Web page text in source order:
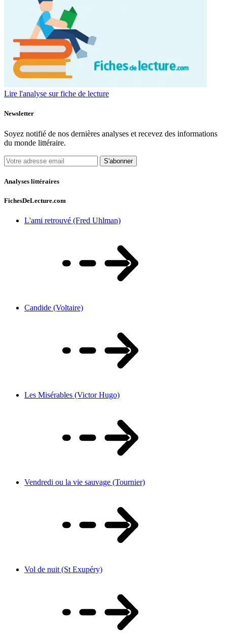
Lire l'analyse sur fiche de lecture
Newsletter
Soyez notifié de nos dernières analyses et recevez des informations
du monde littéraire.
S'abonner
Analyses littéraires
FichesDeLecture.com
L'ami retrouvé (Fred Uhlman)
Candide (Voltaire)
Les Misérables (Victor Hugo)
Vendredi ou la vie sauvage (Tournier)
Vol de nuit (St Exupéry)